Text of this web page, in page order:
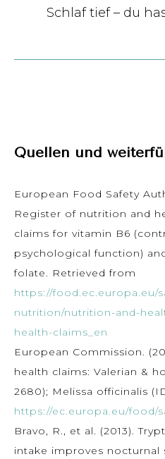
Schlaf tief – du
Quellen und
European Food Safety
Register of nutrition and
claims for vitamin B6
psychological function)
folate. Retrieved from
https://food.ec.europa.eu/
nutrition/nutrition-and-
health-claims_en
European Commission.
health claims: Valerian &
2680); Melissa officinalis
https://ec.europa.eu/food/
Bravo, R., et al. (2013).
intake improves nocturnal